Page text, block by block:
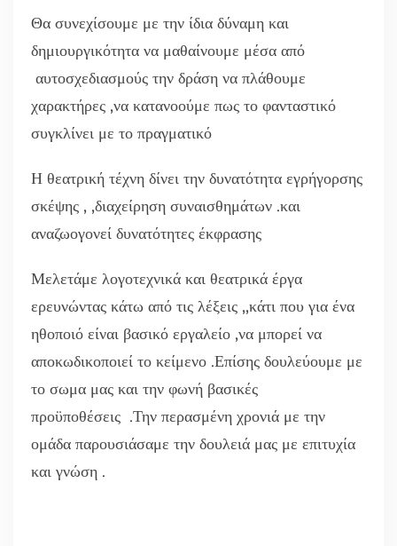
Θα συνεχίσουμε με την ίδια δύναμη και
δημιουργικότητα να μαθαίνουμε μέσα από
αυτοσχεδιασμούς την δράση να πλάθουμε
χαρακτήρες ,να κατανοούμε πως το φανταστικό
συγκλίνει με το πραγματικό
Η θεατρική τέχνη δίνει την δυνατότητα εγρήγορσης
σκέψης , ,διαχείρηση συναισθημάτων .και
αναζωογονεί δυνατότητες έκφρασης
Μελετάμε λογοτεχνικά και θεατρικά έργα
ερευνώντας κάτω από τις λέξεις ,,κάτι που για ένα
ηθοποιό είναι βασικό εργαλείο ,να μπορεί να
αποκωδικοποιεί το κείμενο .Επίσης δουλεύουμε με
το σωμα μας και την φωνή βασικές
προϋποθέσεις .Την περασμένη χρονιά με την
ομάδα παρουσιάσαμε την δουλειά μας με επιτυχία
και γνώση .